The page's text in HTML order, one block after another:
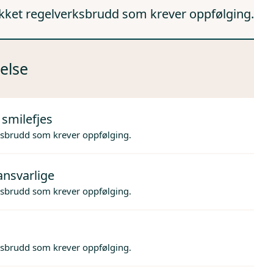
regelverksbrudd som krever oppfølging.
som krever oppfølging.
som krever oppfølging.
som krever oppfølging.